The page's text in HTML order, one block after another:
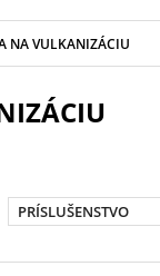
NA VULKANIZÁCIU
PRÍSLUŠENSTVO